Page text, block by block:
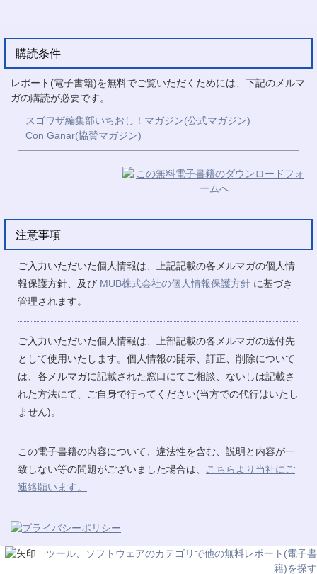
購読条件
レポート(電子書籍)を無料でご覧いただくためには、下記のメルマ
ガの購読が必要です。
スゴワザ編集部いちおし！マガジン(公式マガジン)
Con Ganar(協賛マガジン)
注意事項
ご入力いただいた個人情報は、上記記載の各メルマガの個人情
報保護方針、及び MUB株式会社の個人情報保護方針 に基づき
管理されます。
ご入力いただいた個人情報は、上部記載の各メルマガの送付先
として使用いたします。個人情報の開示、訂正、削除について
は、各メルマガに記載された窓口にてご相談、ないしは記載さ
れた方法にて、ご自身で行ってください(当方での代行はいたし
ません)。
この電子書籍の内容について、違法性を含む、説明と内容が一
致しない等の問題がございました場合は、
こちらより当社にご
連絡願います。
ツール、ソフトウェアのカテゴリで他の無料レポート(電子書
籍)を探す